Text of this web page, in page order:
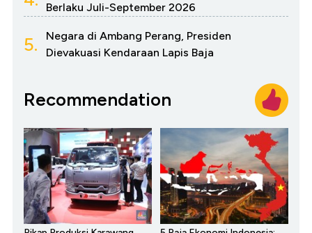
Berlaku Juli-September 2026
5.
Negara di Ambang Perang, Presiden
Dievakuasi Kendaraan Lapis Baja
Recommendation